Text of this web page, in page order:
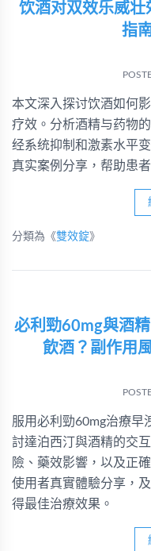
饮酒对双效乐威壮
指
本文深入探讨饮酒如何
疗效。分析酒精与药物
经系统抑制和激素水平
真实案例分享，帮助患
分類為《雙效錠》
必利勁60mg與酒
飲酒？副作用
服用必利勁60mg治療早
討達泊西汀與酒精的交
險、藥效影響，以及正
使用者真實體驗分享，
得最佳治療效果。